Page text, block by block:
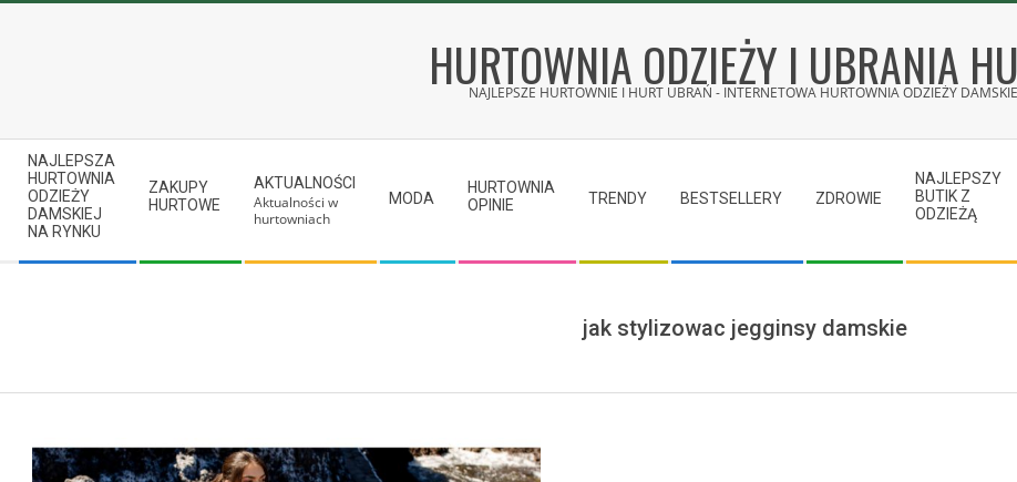
HURTOWNIA ODZIEŻY I UBRANIA
NAJLEPSZE HURTOWNIE I HURT UBRAŃ - INTERNETOWA HURTOWNIA ODZIEŻY
Secondary
Navigation
Menu
NAJLEPSZA
HURTOWNIA
ODZIEŻY
DAMSKIEJ
NA RYNKU
ZAKUPY
HURTOWE
AKTUALNOŚCI
Aktualności w
hurtowniach
MODA
HURTOWNIA
OPINIE
TRENDY BESTSELLERY ZDROWIE
NAJLEPSZY
BUTIK Z
ODZIEŻĄ
jak stylizowac jegginsy damskie